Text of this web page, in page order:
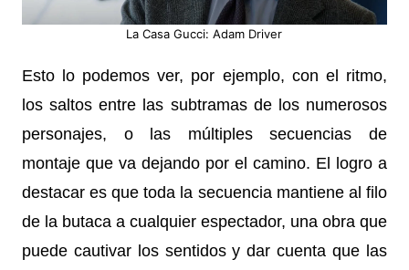
La Casa Gucci: Adam Driver
Esto lo podemos ver, por ejemplo, con el ritmo,
los saltos entre las subtramas de los numerosos
personajes, o las múltiples secuencias de
montaje que va dejando por el camino. El logro a
destacar es que toda la secuencia mantiene al filo
de la butaca a cualquier espectador, una obra que
puede cautivar los sentidos y dar cuenta que las